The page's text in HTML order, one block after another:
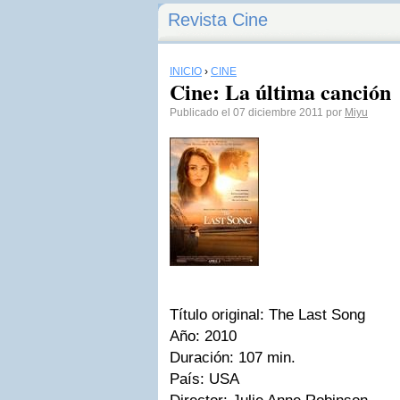
Revista Cine
INICIO › CINE
Cine: La última canción
Publicado el 07 diciembre 2011 por Miyu
Título original: The Last Song
Año: 2010
Duración: 107 min.
País: USA